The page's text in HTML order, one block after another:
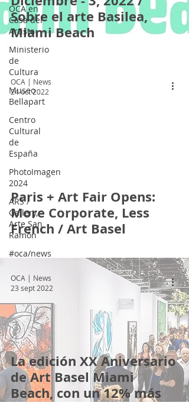
OCA en
Casa del
Artista
Ministerio
de
Cultura
Museo
Bellapart
Centro
Cultural
de
España
PhotoImagen
2024
ARS /
Gallery,
Arte San
Ramón
#oca/news
Sobre el arte Basilea,
Miami Beach
Paris + Art Fair Opens:
More Corporate, Less
French / Art Basel
OCA | News
24 oct 2022
La edición XX Aniversario
de Art Basel Miami
Beach, con un 12% más
OCA | News
23 sept 2022